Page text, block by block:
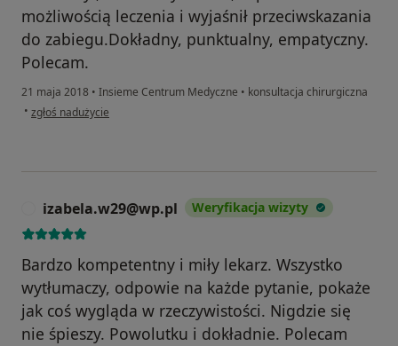
możliwością leczenia i wyjaśnił przeciwskazania
do zabiegu.Dokładny, punktualny, empatyczny.
Polecam.
21 maja 2018 • Insieme Centrum Medyczne • konsultacja chirurgiczna
• w opinii użytkownika wanda.strak
zgłoś nadużycie
izabela.w29@wp.pl Weryfikacja wizyty
Bardzo kompetentny i miły lekarz. Wszystko
wytłumaczy, odpowie na każde pytanie, pokaże
jak coś wygląda w rzeczywistości. Nigdzie się
nie śpieszy. Powolutku i dokładnie. Polecam